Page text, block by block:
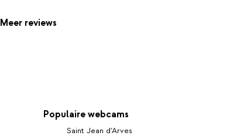
Meer reviews
Populaire webcams
Saint Jean d'Arves